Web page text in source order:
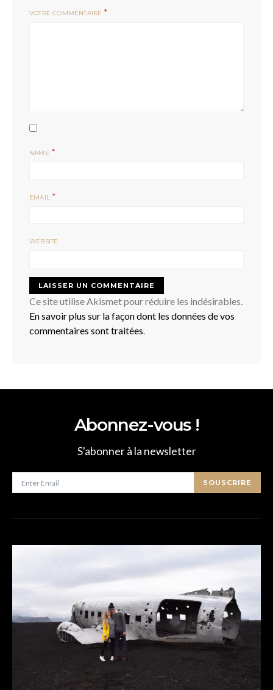
VOTRE COMMENTAIRE *
NAME *
EMAIL *
WEBSITE
Ce site utilise Akismet pour réduire les indésirables.
En savoir plus sur la façon dont les données de vos
commentaires sont traitées.
Abonnez-vous !
S'abonner à la newsletter
SOUSCRIRE